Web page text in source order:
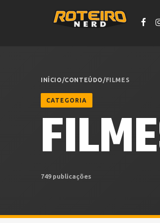
INÍCIO /CONTEÚDO /FILMES
CATEGORIA
749 publicações